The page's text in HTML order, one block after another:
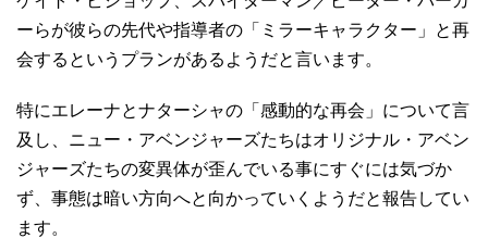
ーらが彼らの先代や指導者の「ミラーキャラクター」と再
会するというプランがあるようだと言います。
特にエレーナとナターシャの「感動的な再会」について言
及し、ニュー・アベンジャーズたちはオリジナル・アベン
ジャーズたちの変異体が歪んでいる事にすぐには気づか
ず、事態は暗い方向へと向かっていくようだと報告してい
ます。